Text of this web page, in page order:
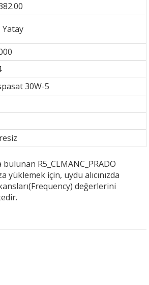
Yatay
30W-5
R5_CLMANC_PRADO
yüklemek için, uydu alıcınızda
değerlerini